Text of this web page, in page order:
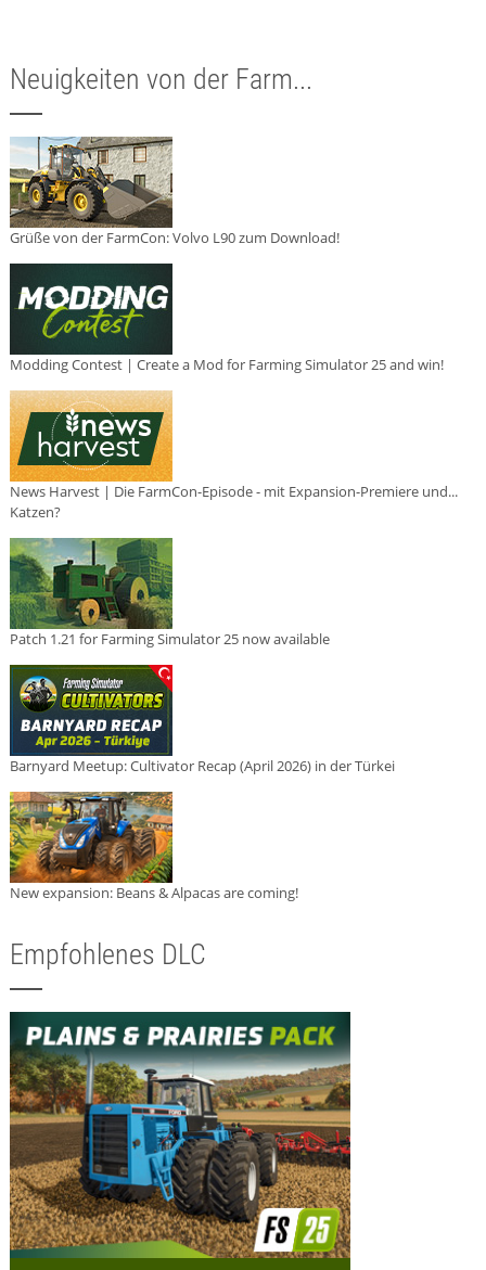
Neuigkeiten von der Farm...
Grüße von der FarmCon: Volvo L90 zum Download!
Modding Contest | Create a Mod for Farming Simulator 25 and win!
News Harvest | Die FarmCon-Episode - mit Expansion-Premiere und...
Katzen?
Patch 1.21 for Farming Simulator 25 now available
Barnyard Meetup: Cultivator Recap (April 2026) in der Türkei
New expansion: Beans & Alpacas are coming!
Empfohlenes DLC